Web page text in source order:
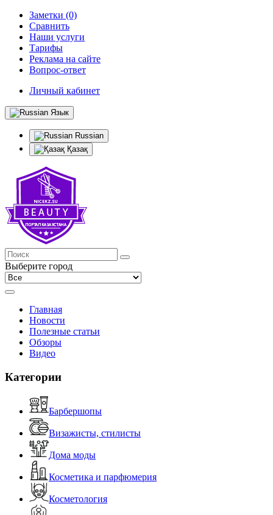
Заметки (0)
Сравнить
Наши услуги
Тарифы
Реклама на сайте
Вопрос-ответ
Личный кабинет
Язык
Russian
Қазақ
Выберите город
Главная
Новости
Полезные статьи
Обзоры
Видео
Категории
Барбершопы
Визажисты, стилисты
Дома моды
Косметика и парфюмерия
Косметология